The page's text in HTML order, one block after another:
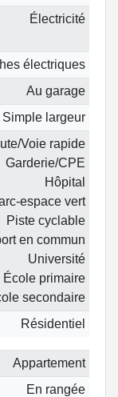
Électricité
électriques
Au garage
Simple largeur
Voie rapide
Garderie/CPE
Hôpital
espace vert
Piste cyclable
en commun
Université
École primaire
secondaire
Résidentiel
Appartement
En rangée